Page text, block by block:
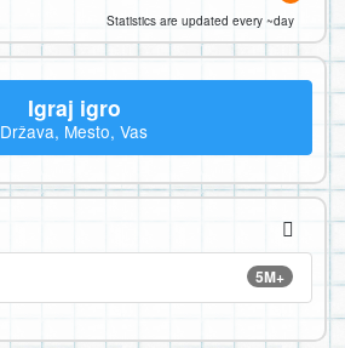
Statistics are updated every ~day
Igraj igro
Država, Mesto, Vas
5M+